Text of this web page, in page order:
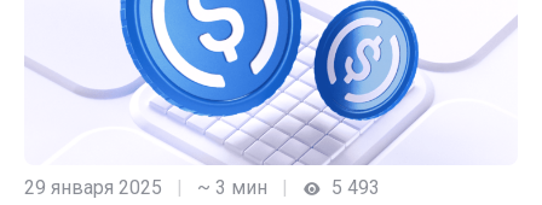
29 января 2025 | ~ 3 мин |
5 493